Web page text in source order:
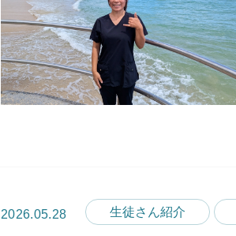
2026.05.28 生徒さん紹介